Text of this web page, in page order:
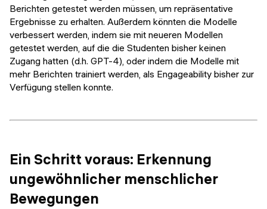
Berichten getestet werden müssen, um repräsentative
Ergebnisse zu erhalten. Außerdem könnten die Modelle
verbessert werden, indem sie mit neueren Modellen
getestet werden, auf die die Studenten bisher keinen
Zugang hatten (d.h. GPT-4), oder indem die Modelle mit
mehr Berichten trainiert werden, als Engageability bisher zur
Verfügung stellen konnte.
Ein Schritt voraus: Erkennung
ungewöhnlicher menschlicher
Bewegungen